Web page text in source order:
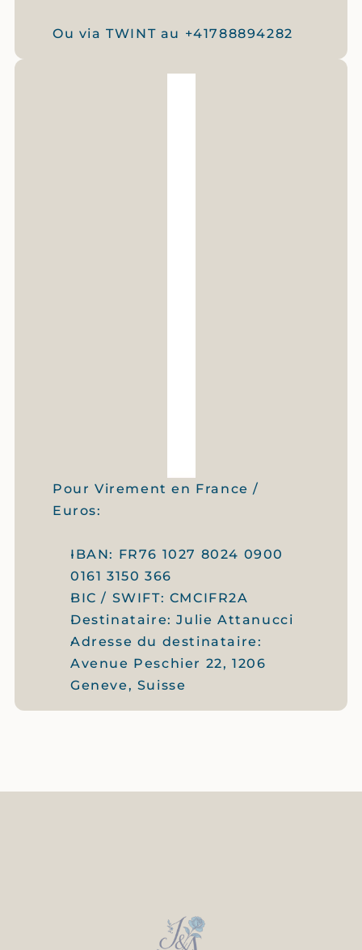
Ou via TWINT au +41788894282
Pour Virement en France /
Euros:
IBAN: FR76 1027 8024 0900
0161 3150 366
BIC / SWIFT: CMCIFR2A
Destinataire: Julie Attanucci
Adresse du destinataire:
Avenue Peschier 22, 1206
Geneve, Suisse